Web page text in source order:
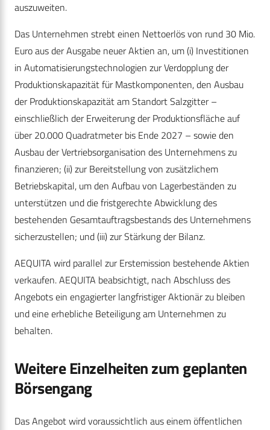
auszuweiten.
Das Unternehmen strebt einen Nettoerlös von rund 30 Mio.
Euro aus der Ausgabe neuer Aktien an, um (i) Investitionen
in Automatisierungstechnologien zur Verdopplung der
Produktionskapazität für Mastkomponenten, den Ausbau
der Produktionskapazität am Standort Salzgitter –
einschließlich der Erweiterung der Produktionsfläche auf
über 20.000 Quadratmeter bis Ende 2027 – sowie den
Ausbau der Vertriebsorganisation des Unternehmens zu
finanzieren; (ii) zur Bereitstellung von zusätzlichem
Betriebskapital, um den Aufbau von Lagerbeständen zu
unterstützen und die fristgerechte Abwicklung des
bestehenden Gesamtauftragsbestands des Unternehmens
sicherzustellen; und (iii) zur Stärkung der Bilanz.
AEQUITA wird parallel zur Erstemission bestehende Aktien
verkaufen. AEQUITA beabsichtigt, nach Abschluss des
Angebots ein engagierter langfristiger Aktionär zu bleiben
und eine erhebliche Beteiligung am Unternehmen zu
behalten.
Weitere Einzelheiten zum geplanten
Börsengang
Das Angebot wird voraussichtlich aus einem öffentlichen